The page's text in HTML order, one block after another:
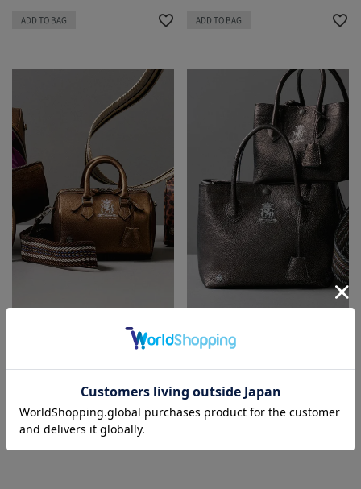
ADD TO BAG ADD TO BAG
メタリックレザー/ドラムボストンＳ
91,300 税込
メタリックレザー/キューブトート
¥ 88,000 税込